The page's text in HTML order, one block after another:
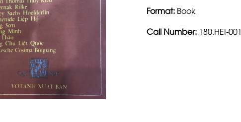
Format:Book
Call Number: 180.HEI-001